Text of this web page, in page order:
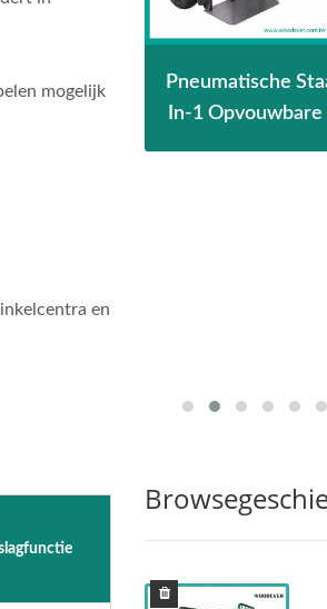
mogelijk
en
Pneumatische
In-1